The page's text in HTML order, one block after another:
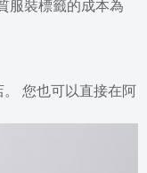
服裝標籤的成本為
您也可以直接在阿